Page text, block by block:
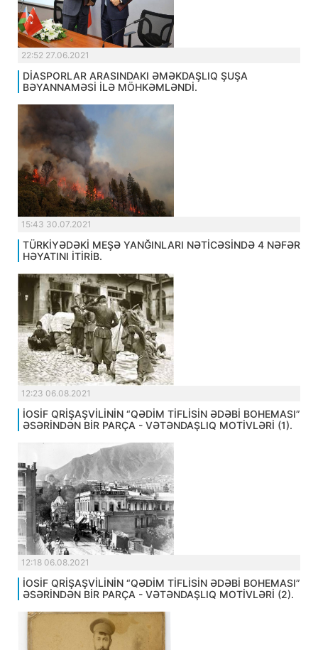
22:52 27.06.2021
DİASPORLAR ARASINDAKI ƏMƏKDAŞLIQ ŞUŞA
BƏYANNAMƏSİ İLƏ MÖHKƏMLƏNDİ.
15:43 30.07.2021
TÜRKİYƏDƏKİ MEŞƏ YANĞINLARI NƏTİCƏSİNDƏ 4 NƏFƏR
HƏYATINI İTİRİB.
12:23 06.08.2021
İOSİF QRİŞAŞVİLİNİN “QƏDİM TİFLİSİN ƏDƏBİ BOHEMASI”
ƏSƏRİNDƏN BİR PARÇA - VƏTƏNDAŞLIQ MOTİVLƏRİ (1).
12:18 06.08.2021
İOSİF QRİŞAŞVİLİNİN “QƏDİM TİFLİSİN ƏDƏBİ BOHEMASI”
ƏSƏRİNDƏN BİR PARÇA - VƏTƏNDAŞLIQ MOTİVLƏRİ (2).